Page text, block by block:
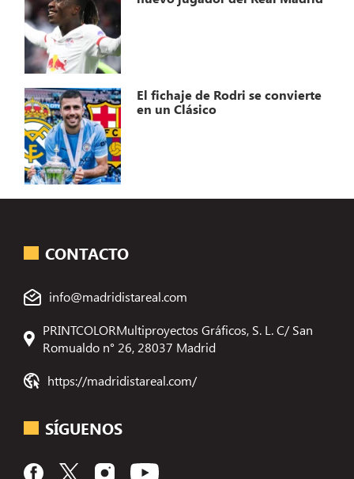
El fichaje de Rodri se convierte
en un Clásico
CONTACTO
info@madridistareal.com
PRINTCOLORMultiproyectos Gráficos, S. L. C/ San
Romualdo n° 26, 28037 Madrid
https://madridistareal.com/
SÍGUENOS